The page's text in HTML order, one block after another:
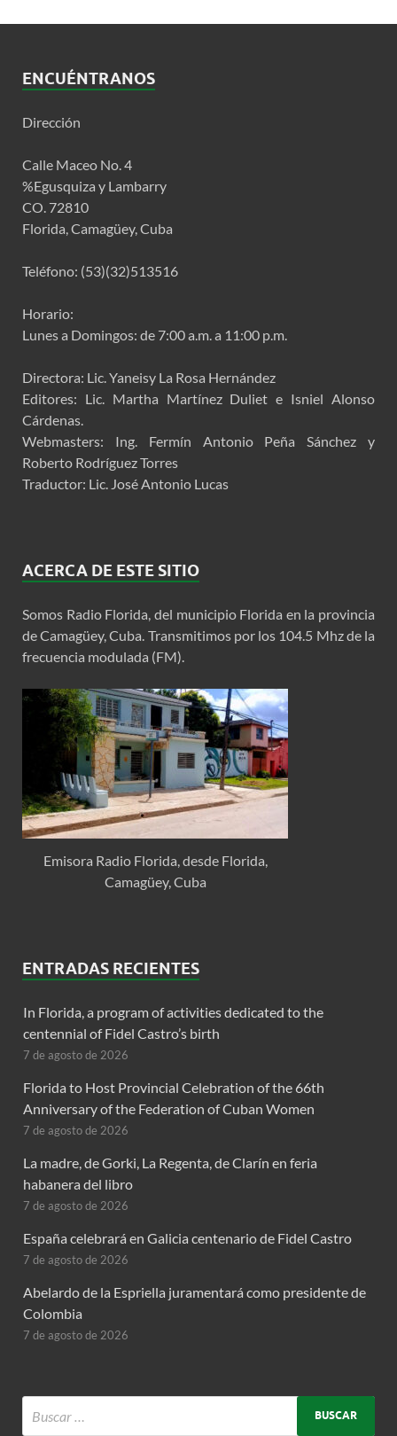
ENCUÉNTRANOS
Dirección
Calle Maceo No. 4
%Egusquiza y Lambarry
CO. 72810
Florida, Camagüey, Cuba
Teléfono: (53)(32)513516
Horario:
Lunes a Domingos: de 7:00 a.m. a 11:00 p.m.
Directora: Lic. Yaneisy La Rosa Hernández
Editores: Lic. Martha Martínez Duliet e Isniel Alonso
Cárdenas.
Webmasters: Ing. Fermín Antonio Peña Sánchez y
Roberto Rodríguez Torres
Traductor: Lic. José Antonio Lucas
ACERCA DE ESTE SITIO
Somos Radio Florida, del municipio Florida en la provincia
de Camagüey, Cuba. Transmitimos por los 104.5 Mhz de la
frecuencia modulada (FM).
Emisora Radio Florida, desde Florida,
Camagüey, Cuba
ENTRADAS RECIENTES
In Florida, a program of activities dedicated to the
centennial of Fidel Castro’s birth
7 de agosto de 2026
Florida to Host Provincial Celebration of the 66th
Anniversary of the Federation of Cuban Women
7 de agosto de 2026
La madre, de Gorki, La Regenta, de Clarín en feria
habanera del libro
7 de agosto de 2026
España celebrará en Galicia centenario de Fidel Castro
7 de agosto de 2026
Abelardo de la Espriella juramentará como presidente de
Colombia
7 de agosto de 2026